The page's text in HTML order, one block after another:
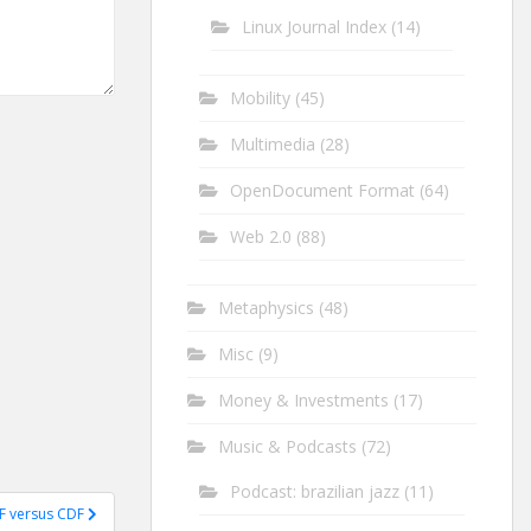
versus CDF
Linux Journal Index (14)
Mobility (45)
Multimedia (28)
OpenDocument Format (64)
Web 2.0 (88)
Metaphysics (48)
Misc (9)
Money & Investments (17)
Music & Podcasts (72)
Podcast: brazilian jazz (11)